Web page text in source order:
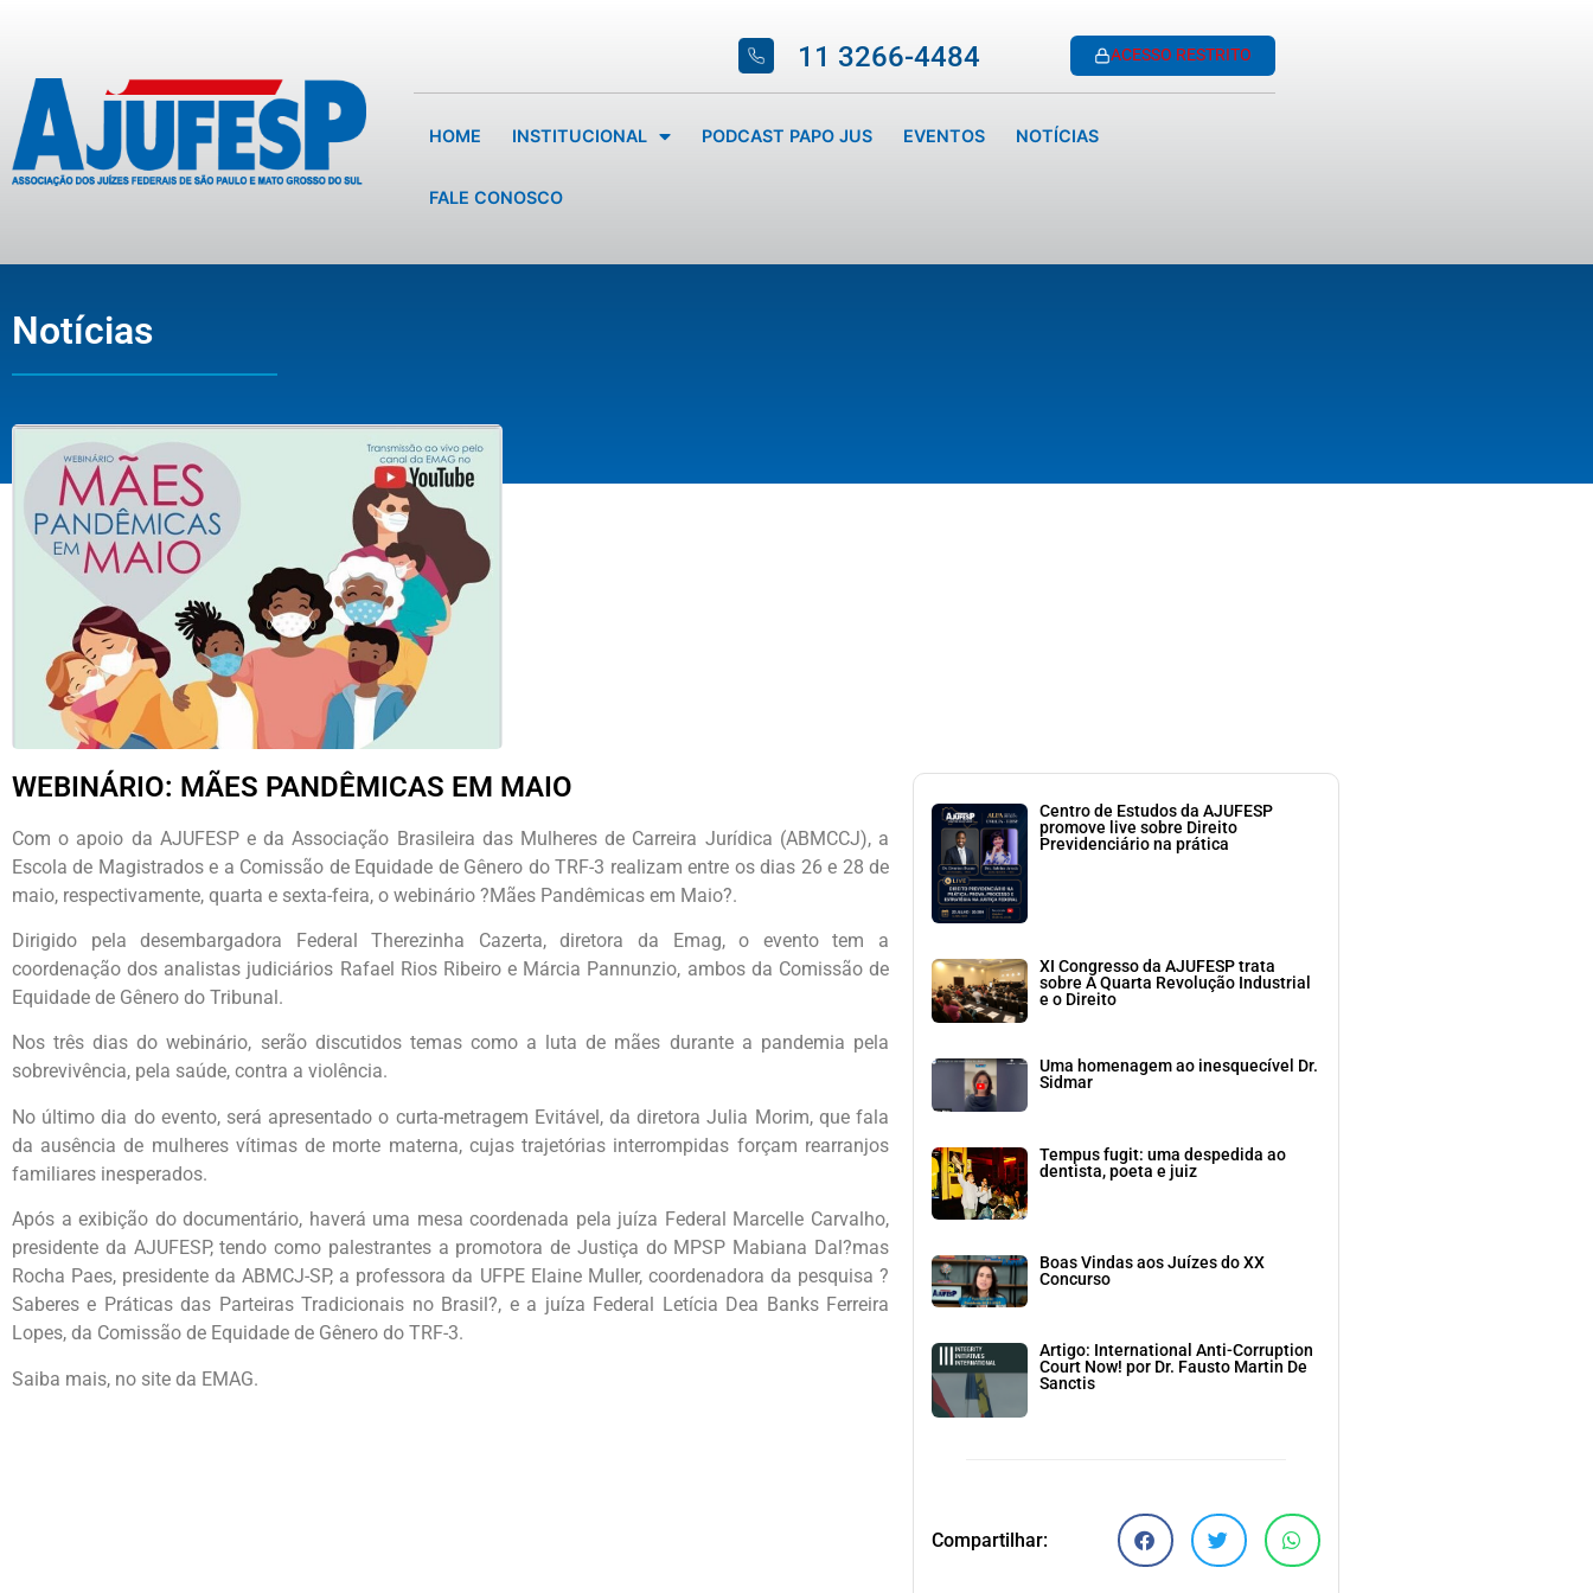
11 3266-4484 ACESSO RESTRITO
HOME INSTITUCIONAL PODCAST PAPO JUS EVENTOS NOTÍCIAS
FALE CONOSCO
Notícias
WEBINÁRIO: MÃES PANDÊMICAS EM MAIO
Com o apoio da AJUFESP e da Associação Brasileira das Mulheres de Carreira Jurídica (ABMCCJ), a
Escola de Magistrados e a Comissão de Equidade de Gênero do TRF-3 realizam entre os dias 26 e 28 de
maio, respectivamente, quarta e sexta-feira, o webinário ?Mães Pandêmicas em Maio?.
Dirigido pela desembargadora Federal Therezinha Cazerta, diretora da Emag, o evento tem a
coordenação dos analistas judiciários Rafael Rios Ribeiro e Márcia Pannunzio, ambos da Comissão de
Equidade de Gênero do Tribunal.
Nos três dias do webinário, serão discutidos temas como a luta de mães durante a pandemia pela
sobrevivência, pela saúde, contra a violência.
No último dia do evento, será apresentado o curta-metragem Evitável, da diretora Julia Morim, que fala
da ausência de mulheres vítimas de morte materna, cujas trajetórias interrompidas forçam rearranjos
familiares inesperados.
Após a exibição do documentário, haverá uma mesa coordenada pela juíza Federal Marcelle Carvalho,
presidente da AJUFESP, tendo como palestrantes a promotora de Justiça do MPSP Mabiana Dal?mas
Rocha Paes, presidente da ABMCJ-SP, a professora da UFPE Elaine Muller, coordenadora da pesquisa ?
Saberes e Práticas das Parteiras Tradicionais no Brasil?, e a juíza Federal Letícia Dea Banks Ferreira
Lopes, da Comissão de Equidade de Gênero do TRF-3.
Saiba mais, no site da EMAG.
Centro de Estudos da AJUFESP
promove live sobre Direito
Previdenciário na prática
XI Congresso da AJUFESP trata
sobre A Quarta Revolução Industrial
e o Direito
Uma homenagem ao inesquecível Dr.
Sidmar
Tempus fugit: uma despedida ao
dentista, poeta e juiz
Boas Vindas aos Juízes do XX
Concurso
Artigo: International Anti-Corruption
Court Now! por Dr. Fausto Martin De
Sanctis
Compartilhar: